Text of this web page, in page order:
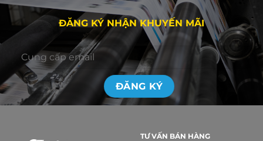
ĐĂNG KÝ NHẬN KHUYẾN MÃI
TƯ VẤN BÁN HÀNG